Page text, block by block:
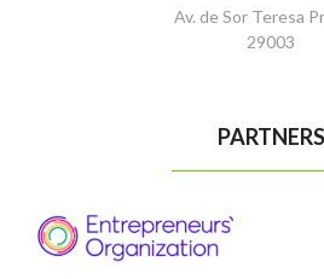
Av. de Sor Teresa
29003
PARTNERS